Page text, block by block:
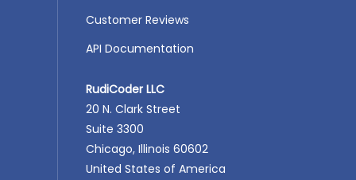
Customer Reviews
API Documentation
RudiCoder LLC
20 N. Clark Street
Suite 3300
Chicago, Illinois 60602
United States of America